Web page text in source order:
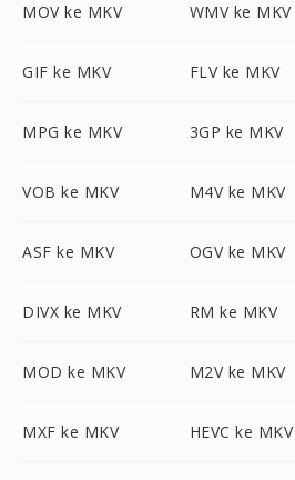
MOV ke MKV WMV ke MKV
GIF ke MKV FLV ke MKV
MPG ke MKV 3GP ke MKV
VOB ke MKV M4V ke MKV
ASF ke MKV OGV ke MKV
DIVX ke MKV RM ke MKV
MOD ke MKV M2V ke MKV
MXF ke MKV HEVC ke MKV